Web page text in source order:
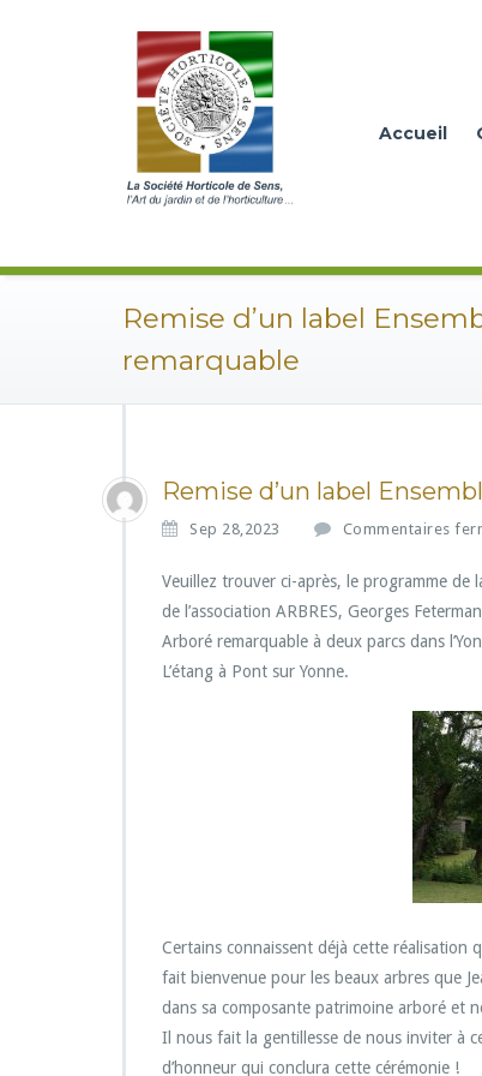
Accueil
Remise d’un label
remarquable
Remise d’un label
Sep 28,2023 Commentaires
Veuillez trouver ci-après, le programme
de l’association ARBRES, Georges
Arboré remarquable à deux parcs dans
L’étang à Pont sur Yonne.
Certains connaissent déjà cette réalisation
fait bienvenue pour les beaux arbres que
dans sa composante patrimoine arboré et
Il nous fait la gentillesse de nous inviter à
d’honneur qui conclura cette cérémonie !